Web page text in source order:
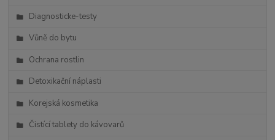
Diagnosticke-testy
Vůně do bytu
Ochrana rostlin
Detoxikační náplasti
Korejská kosmetika
Čistící tablety do kávovarů